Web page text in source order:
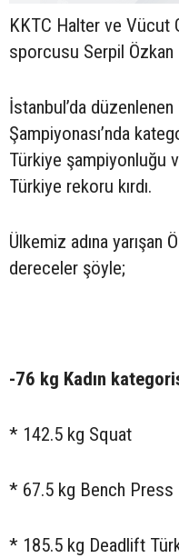
KKTC Halter ve Vücut
sporcusu Serpil Özkan
İstanbul’da
Şampiyonası’nda
Türkiye şampiyonluğu
Türkiye rekoru kırdı.
Ülkemiz adına yarışan
dereceler şöyle;
-76 kg Kadın
* 142.5 kg Squat
* 67.5 kg Bench Press
* 185.5 kg Deadlift